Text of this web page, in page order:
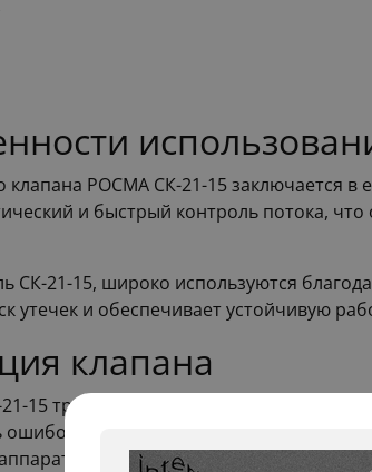
РОСМА СК-21-15 заключается в
и быстрый контроль потока,
СК-21-15, широко используются
утечек и обеспечивает устойчивую
клапана
15 требует некоторых знаний о
и максимизировать срок